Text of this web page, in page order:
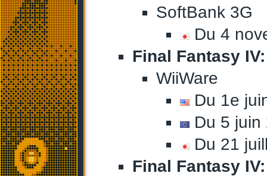
SoftBank 3G
Du 4
Final Fantasy
WiiWare
Du 1e
Du 5 juin
Du 21
Final Fantasy